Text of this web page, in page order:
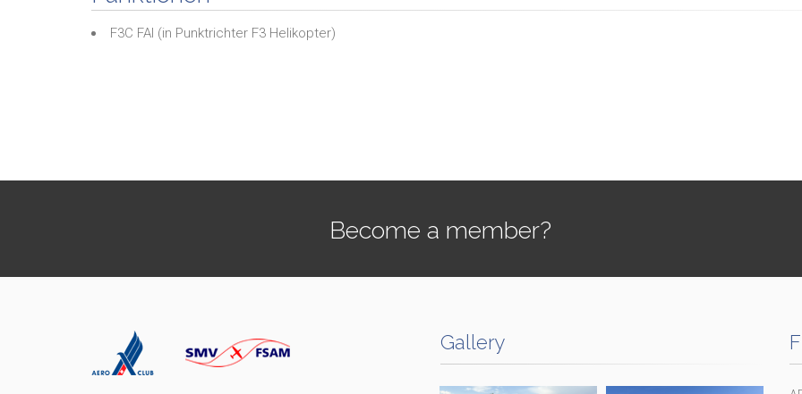
F3C FAI (in Punktrichter F3 Helikopter)
Become a member?
Gallery